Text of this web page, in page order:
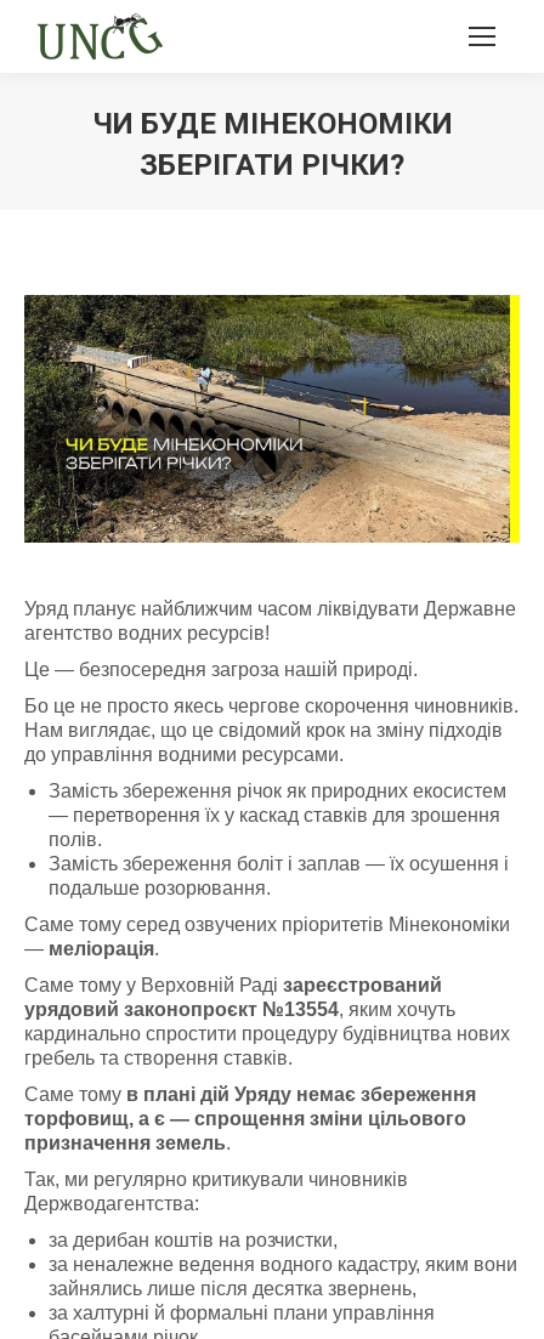
ЧИ БУДЕ МІНЕКОНОМІКИ
ЗБЕРІГАТИ РІЧКИ?
Уряд планує найближчим часом ліквідувати Державне
агентство водних ресурсів!
Це — безпосередня загроза нашій природі.
Бо це не просто якесь чергове скорочення чиновників.
Нам виглядає, що це свідомий крок на зміну підходів
до управління водними ресурсами.
Замість збереження річок як природних екосистем
— перетворення їх у каскад ставків для зрошення
полів.
Замість збереження боліт і заплав — їх осушення і
подальше розорювання.
Саме тому серед озвучених пріоритетів Мінекономіки
— меліорація.
Саме тому у Верховній Раді зареєстрований
урядовий законопроєкт №13554, яким хочуть
кардинально спростити процедуру будівництва нових
гребель та створення ставків.
Саме тому в плані дій Уряду немає збереження
торфовищ, а є — спрощення зміни цільового
призначення земель.
Так, ми регулярно критикували чиновників
Держводагентства:
за дерибан коштів на розчистки,
за неналежне ведення водного кадастру, яким вони
зайнялись лише після десятка звернень,
за халтурні й формальні плани управління